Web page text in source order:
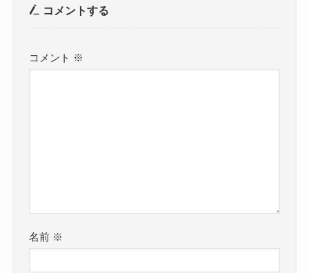
コメントする
コメント ※
名前 ※